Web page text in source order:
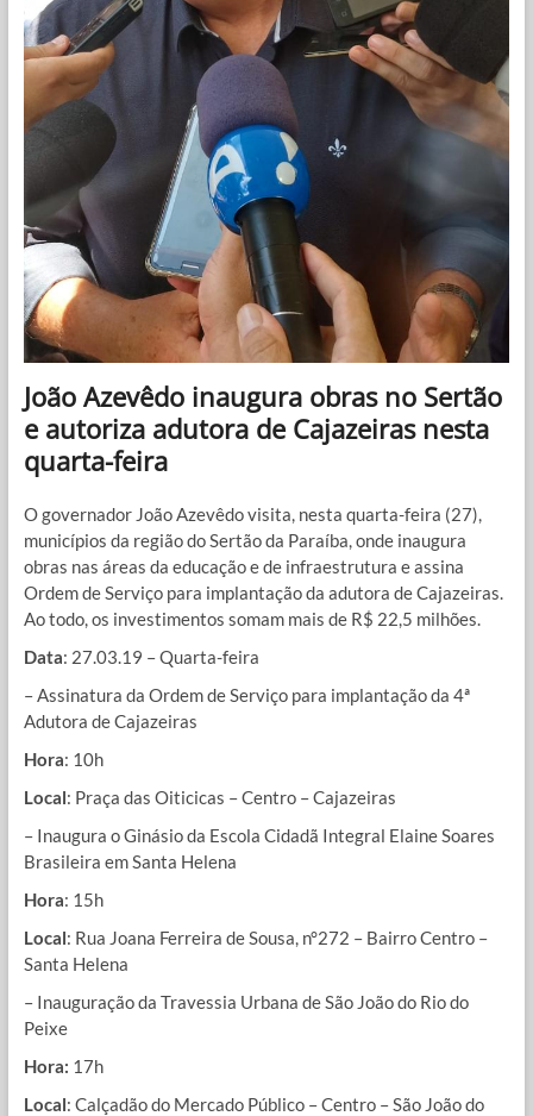
João Azevêdo inaugura obras no Sertão
e autoriza adutora de Cajazeiras nesta
quarta-feira
O governador João Azevêdo visita, nesta quarta-feira (27),
municípios da região do Sertão da Paraíba, onde inaugura
obras nas áreas da educação e de infraestrutura e assina
Ordem de Serviço para implantação da adutora de Cajazeiras.
Ao todo, os investimentos somam mais de R$ 22,5 milhões.
Data: 27.03.19 – Quarta-feira
– Assinatura da Ordem de Serviço para implantação da 4ª
Adutora de Cajazeiras
Hora: 10h
Local: Praça das Oiticicas – Centro – Cajazeiras
– Inaugura o Ginásio da Escola Cidadã Integral Elaine Soares
Brasileira em Santa Helena
Hora: 15h
Local: Rua Joana Ferreira de Sousa, n°272 – Bairro Centro –
Santa Helena
– Inauguração da Travessia Urbana de São João do Rio do
Peixe
Hora: 17h
Local: Calçadão do Mercado Público – Centro – São João do